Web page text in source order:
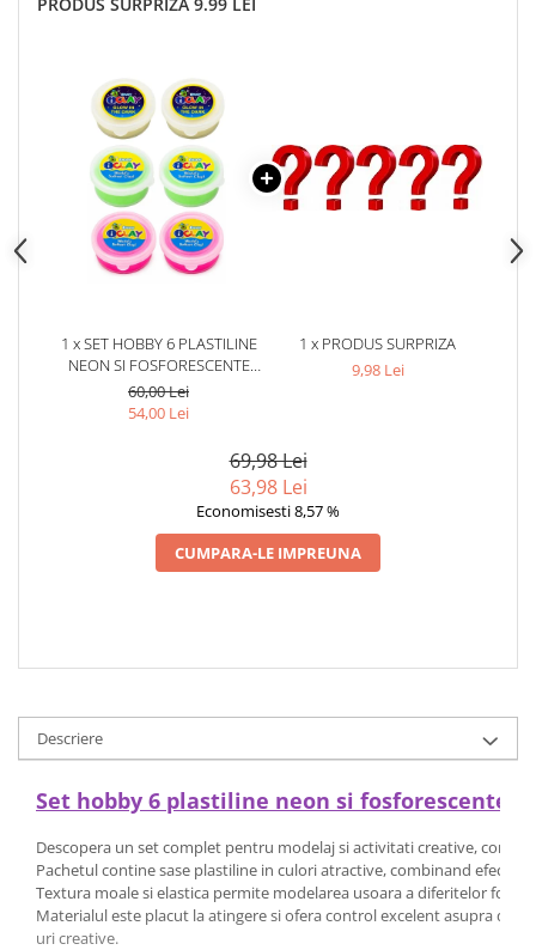
1 x SET HOBBY 6 PLASTILINE
NEON SI FOSFORESCENTE
PENTRU FIGURINE SI
DECORATIUNI, 18 G FIECARE 2
60,00 Lei
54,00 Lei
1 x PRODUS SURPRIZA
9,98 Lei
69,98 Lei
63,98 Lei
Economisesti 8,57 %
CUMPARA-LE IMPREUNA
Descriere
Set hobby 6 plastiline neon si fosforescente
Descopera un set complet pentru modelaj si activitati creative,
Pachetul contine sase plastiline in culori atractive, combinand
Textura moale si elastica permite modelarea usoara a diferitelor
Materialul este placut la atingere si ofera control excelent asupra
uri creative.